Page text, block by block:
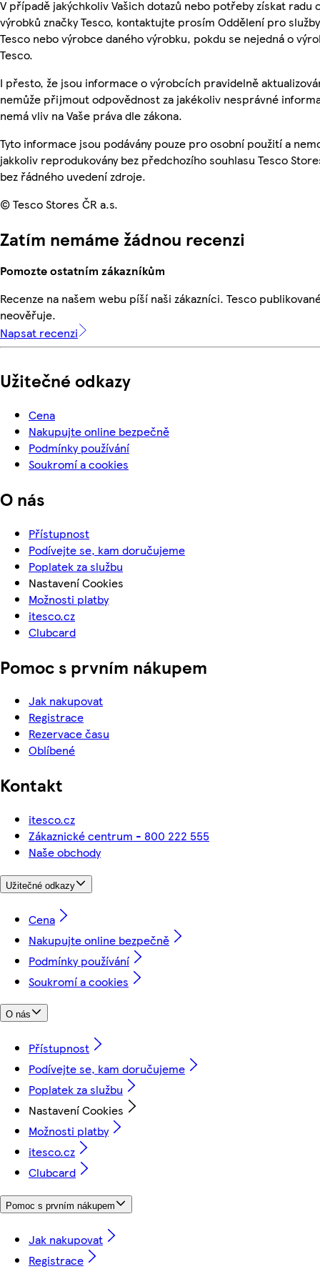
V případě jakýchkoliv Vašich dotazů nebo potřeby získat radu
výrobků značky Tesco, kontaktujte prosím Oddělení pro
Tesco nebo výrobce daného výrobku, pokdu se nejedná o
Tesco.
I přesto, že jsou informace o výrobcích pravidelně
nemůže přijmout odpovědnost za jakékoliv nesprávné
nemá vliv na Vaše práva dle zákona.
Tyto informace jsou podávány pouze pro osobní použití a
jakkoliv reprodukovány bez předchozího souhlasu Tesco
bez řádného uvedení zdroje.
© Tesco Stores ČR a.s.
Zatím nemáme žádnou recenzi
Pomozte ostatním zákazníkům
Recenze na našem webu píší naši zákazníci. Tesco
neověřuje.
Napsat recenzi
Užitečné odkazy
Cena
Nakupujte online bezpečně
Podmínky používání
Soukromí a cookies
O nás
Přístupnost
Podívejte se, kam doručujeme
Poplatek za službu
Nastavení Cookies
Možnosti platby
itesco.cz
Clubcard
Pomoc s prvním nákupem
Jak nakupovat
Registrace
Rezervace času
Oblíbené
Kontakt
itesco.cz
Zákaznické centrum - 800 222 555
Naše obchody
Užitečné odkazy
Cena
Nakupujte online bezpečně
Podmínky používání
Soukromí a cookies
O nás
Přístupnost
Podívejte se, kam doručujeme
Poplatek za službu
Nastavení Cookies
Možnosti platby
itesco.cz
Clubcard
Pomoc s prvním nákupem
Jak nakupovat
Registrace